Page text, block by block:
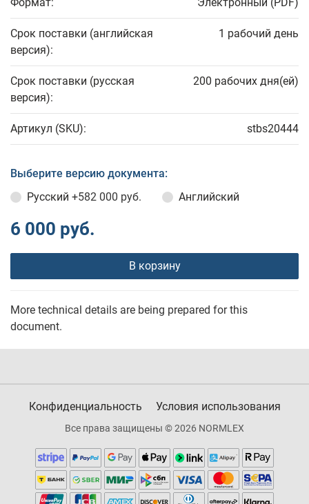
Срок поставки (английская
версия):
1 рабочий день
Срок поставки (русская
версия):
200 рабочих дня(ей)
Артикул (SKU): stbs20444
Выберите версию документа:
Русский +582 000 руб. Английский
6 000 руб.
В корзину
More technical details are being prepared for this
document.
Конфиденциальность Условия использования
Все права защищены © 2026 NORMLEX